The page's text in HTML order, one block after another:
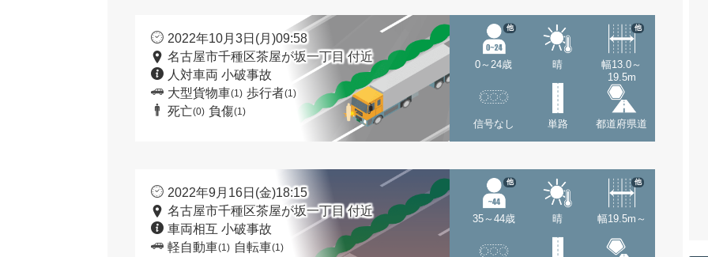
2022年10月3日(月)09:58
名古屋市千種区茶屋が坂一丁目 付近
人対車両 小破事故
大型貨物車(1) 歩行者(1)
死亡(0) 負傷(1)
0～24歳
他
晴
幅13.0～
19.5m
他
信号なし 単路 都道府県道
2022年9月16日(金)18:15
名古屋市千種区茶屋が坂一丁目 付近
車両相互 小破事故
軽自動車(1) 自転車(1)
35～44歳
他
晴 幅19.5m～
他